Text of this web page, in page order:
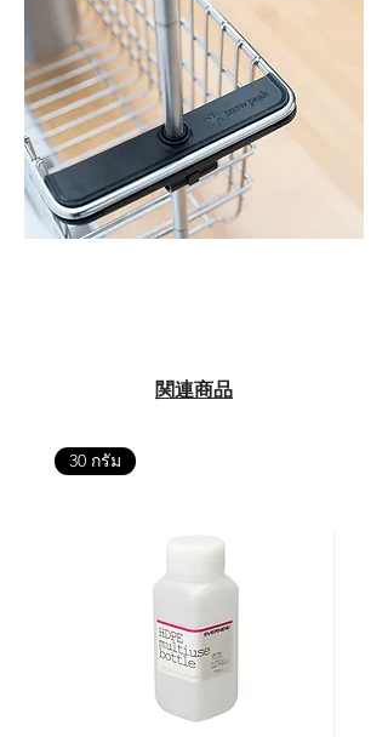
関連商品
30 กรัม